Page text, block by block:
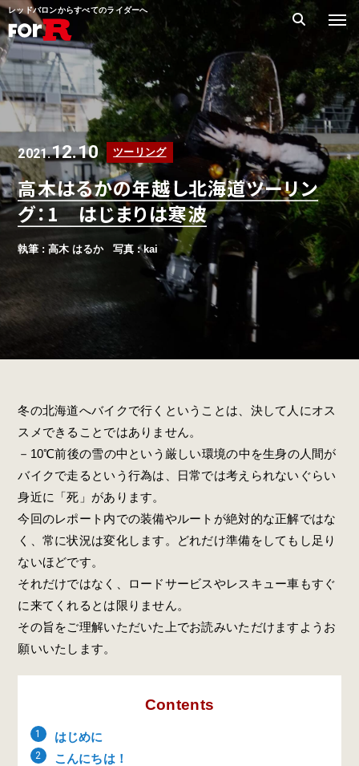
レッドバロンからすべてのライダーへ
2021.12.10 ツーリング
高木はるかの年越し北海道ツーリン
グ：1 はじまりは寒波
執筆 : 高木 はるか 写真 : kai
冬の北海道へバイクで行くということは、決して人にオス
スメできることではありません。
－10℃前後の雪の中という厳しい環境の中を生身の人間が
バイクで走るという行為は、日常では考えられないぐらい
身近に「死」があります。
今回のレポート内での装備やルートが絶対的な正解ではな
く、常に状況は変化します。どれだけ準備をしてもし足り
ないほどです。
それだけではなく、ロードサービスやレスキュー車もすぐ
に来てくれるとは限りません。
その旨をご理解いただいた上でお読みいただけますようお
願いいたします。
Contents
はじめに
こんにちは！